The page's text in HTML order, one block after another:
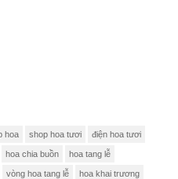
hoa shop hoa tươi điện hoa tươi
hoa chia buồn hoa tang lễ
vòng hoa tang lễ hoa khai trương